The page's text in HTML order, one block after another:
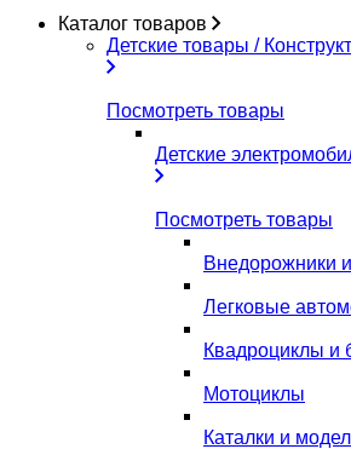
Каталог товаров
Детские товары /
Посмотреть товары
Детские
Посмотреть товары
Внедорожники
Легковые
Квадроциклы и
Мотоциклы
Каталки и